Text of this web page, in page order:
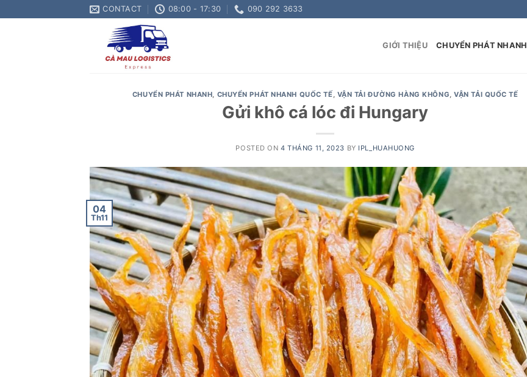
to
CONTACT 08:00 - 17:30 090 292 3633
GIỚI THIỆU CHUYỂN PHÁT NHANH
CHUYỂN PHÁT NHANH, CHUYỂN PHÁT NHANH QUỐC TẾ, VẬN TẢI ĐƯỜNG HÀNG KHÔNG,VẬN TẢI QUỐC TẾ
Gửi khô cá lóc đi Hungary
POSTED ON4 THÁNG 11, 2023 BY IPL_HUAHUONG
04
Th11